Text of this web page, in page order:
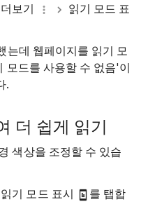
보기
읽기 모드 표
는데 웹페이지를 읽기 모
드를 사용할 수 없음'이
.
더 쉽게 읽기
색상을 조정할 수 있습
기 모드 표시
를 탭합